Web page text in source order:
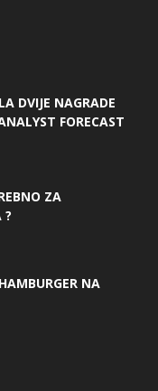
DVIJE NAGRADE
FORECAST
ZA
?
NA